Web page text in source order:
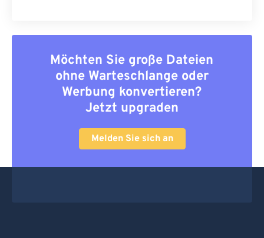
Möchten Sie große Dateien
ohne Warteschlange oder
Werbung konvertieren?
Jetzt upgraden
Melden Sie sich an